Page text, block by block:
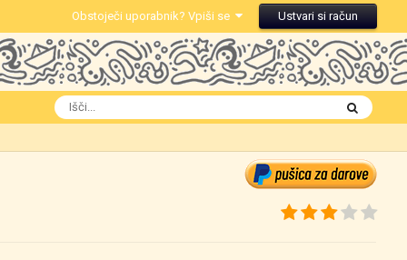
Obstoječi uporabnik? Vpiši se Ustvari si račun